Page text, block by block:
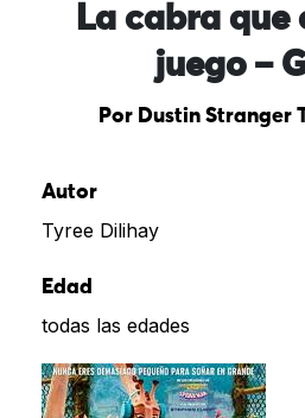
La cabra que
juego –
Por Dustin Stranger
Autor
Tyree Dilihay
Edad
todas las edades